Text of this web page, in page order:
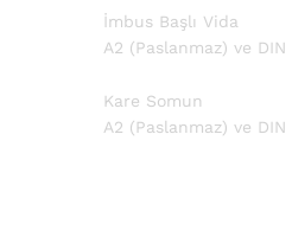
İmbus Başlı Vida
A2 (Paslanmaz) ve
Kare Somun
A2 (Paslanmaz) ve